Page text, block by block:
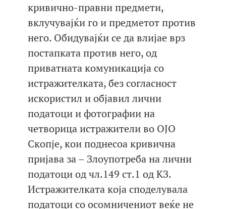
кривично-правни предмети,
вклучувајќи го и предметот против
него. Обидувајќи се да влијае врз
постапката против него, од
приватната комуникација со
истражителката, без согласност
искористил и објавил лични
податоци и фотографии на
четворица истражители во ОЈО
Скопје, кои поднесоа кривична
пријава за – Злоупотреба на лични
податоци од чл.149 ст.1 од КЗ.
Истражителката која споделувала
податоци со осомничениот веќе не